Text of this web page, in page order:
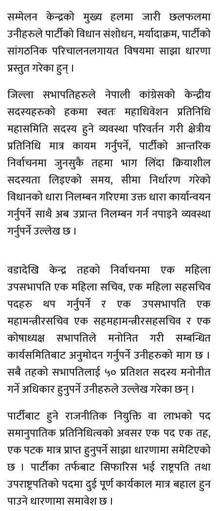
सम्मेलन केन्द्रको मुख्य हलमा जारी छलफलमा
उनीहरुले पार्टीको विधान संशोधन, मर्यादाक्रम, पार्टीको
सांगठनिक परिचालनलगायत विषयमा साझा धारणा
प्रस्तुत गरेका हुन् ।
जिल्ला सभापतिहरुले नेपाली कांग्रेसको केन्द्रीय
सदस्यहरुको हकमा स्वतः महाधिवेशन प्रतिनिधि
महासमिति सदस्य हुने व्यवस्था परिवर्तन गरी क्षेत्रीय
प्रतिनिधि मात्र कायम गर्नुपर्ने, पार्टीको आन्तरिक
निर्वाचनमा जुनसुकै तहमा भाग लिँदा क्रियाशील
सदस्यता लिइएको समय, सीमा निर्धारण गरेको
विधानको धारा निलम्बन गरिएमा उक्त धारा कार्यान्वयन
गर्नुपर्ने साथै अब उप्रान्त निलम्बन गर्न नपाइने व्यवस्था
गर्नुपर्ने उल्लेख छ ।
वडादेखि केन्द्र तहको निर्वाचनमा एक महिला
उपसभापति एक महिला सचिव, एक महिला सहसचिव
पदहरु थप गर्नुपर्ने र एक उपसभापति एक
महामन्त्रीरसचिव एक सहमहामन्त्रीरसहसचिव र एक
कोषाध्यक्ष सभापतिले मनोनित गरी सम्बन्धित
कार्यसमितिबाट अनुमोदन गर्नुपर्ने उनीहरुको माग छ ।
सबै तहको सभापतिलाई ५० प्रतिशत सदस्य मनोनीत
गर्ने अधिकार हुनुपर्ने उनीहरुले उल्लेख गरेका छन् ।
पार्टीबाट हुने राजनीतिक नियुक्ति वा लाभको पद
समानुपातिक प्रतिनिधित्वको अवसर एक पद एक तह,
एक पटक मात्र प्राप्त हुनुपर्ने साझा धारणामा समेटिएको
छ । पार्टीका तर्फबाट सिफारिस भई राष्ट्रपति तथा
उपराष्ट्रपतिको पदमा दुई पूर्ण कार्यकाल मात्र बहाल हुन
पाउने धारणामा समावेश छ ।